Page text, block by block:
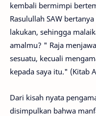
kembali bermimpi
Rasulullah SAW
lakukan, sehingga
amalmu? " Raja
sesuatu, kecuali
kepada saya itu." (Kitab
Dari kisah nyata
disimpulkan bahwa